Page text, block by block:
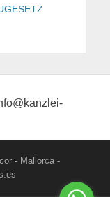
- Mallorca -